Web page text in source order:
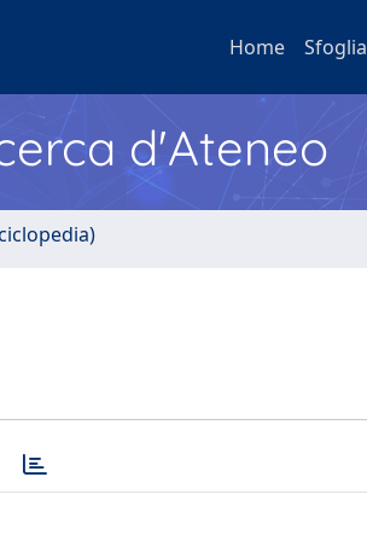
Home Sfoglia
d'Ateneo